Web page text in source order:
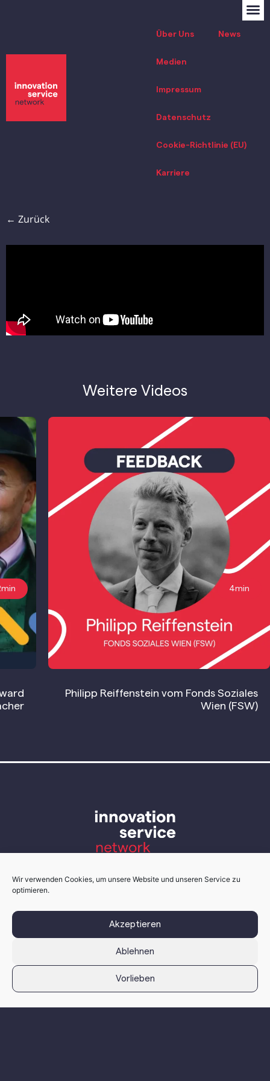
Wir verwenden Cookies, um unsere Website und unseren Service zu
optimieren.
Akzeptieren
Ablehnen
Vorlieben
Über Uns News
Medien
Impressum
Datenschutz
Cookie-Richtlinie (EU)
Karriere
← Zurück
Weitere Videos
4min
Philipp Reiffenstein vom Fonds Soziales
Wien (FSW)
isn - innovation service network